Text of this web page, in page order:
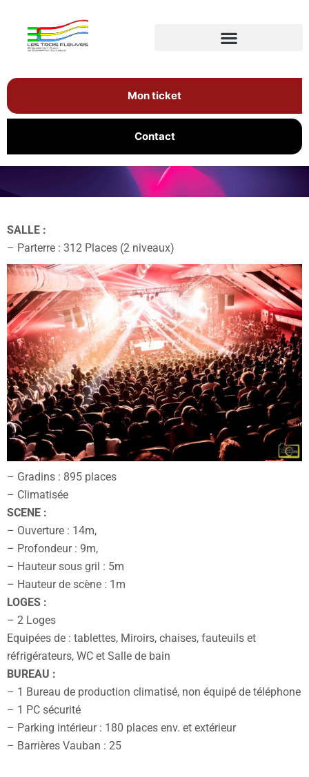
Mon ticket
Contact
SALLE :
– Parterre : 312 Places (2 niveaux)
– Gradins : 895 places
– Climatisée
SCENE :
– Ouverture : 14m,
– Profondeur : 9m,
– Hauteur sous gril : 5m
– Hauteur de scène : 1m
LOGES :
– 2 Loges
Equipées de : tablettes, Miroirs, chaises, fauteuils et
réfrigérateurs, WC et Salle de bain
BUREAU :
– 1 Bureau de production climatisé, non équipé de téléphone
– 1 PC sécurité
– Parking intérieur : 180 places env. et extérieur
– Barrières Vauban : 25